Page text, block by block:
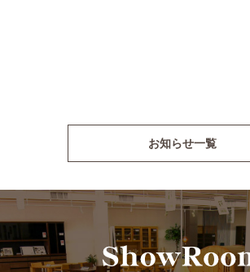
お知らせ一覧